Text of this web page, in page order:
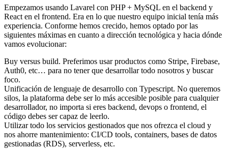
Empezamos usando Lavarel con PHP + MySQL en el backend y
React en el frontend. Era en lo que nuestro equipo inicial tenía más
experiencia. Conforme hemos crecido, hemos optado por las
siguientes máximas en cuanto a dirección tecnológica y hacia dónde
vamos evolucionar:
Buy versus build. Preferimos usar productos como Stripe, Firebase,
Auth0, etc… para no tener que desarrollar todo nosotros y buscar
foco.
Unificación de lenguaje de desarrollo con Typescript. No queremos
silos, la plataforma debe ser lo más accesible posible para cualquier
desarrollador, no importa si eres backend, devops o frontend, el
código debes ser capaz de leerlo.
Utilizar todo los servicios gestionados que nos ofrezca el cloud y
nos ahorre mantenimiento: CI/CD tools, containers, bases de datos
gestionadas (RDS), serverless, etc.